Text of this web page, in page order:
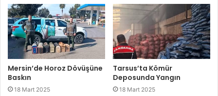
Mersin’de Horoz Dövüşüne
Baskın
18 Mart 2025
Tarsus’ta Kömür
Deposunda Yangın
18 Mart 2025